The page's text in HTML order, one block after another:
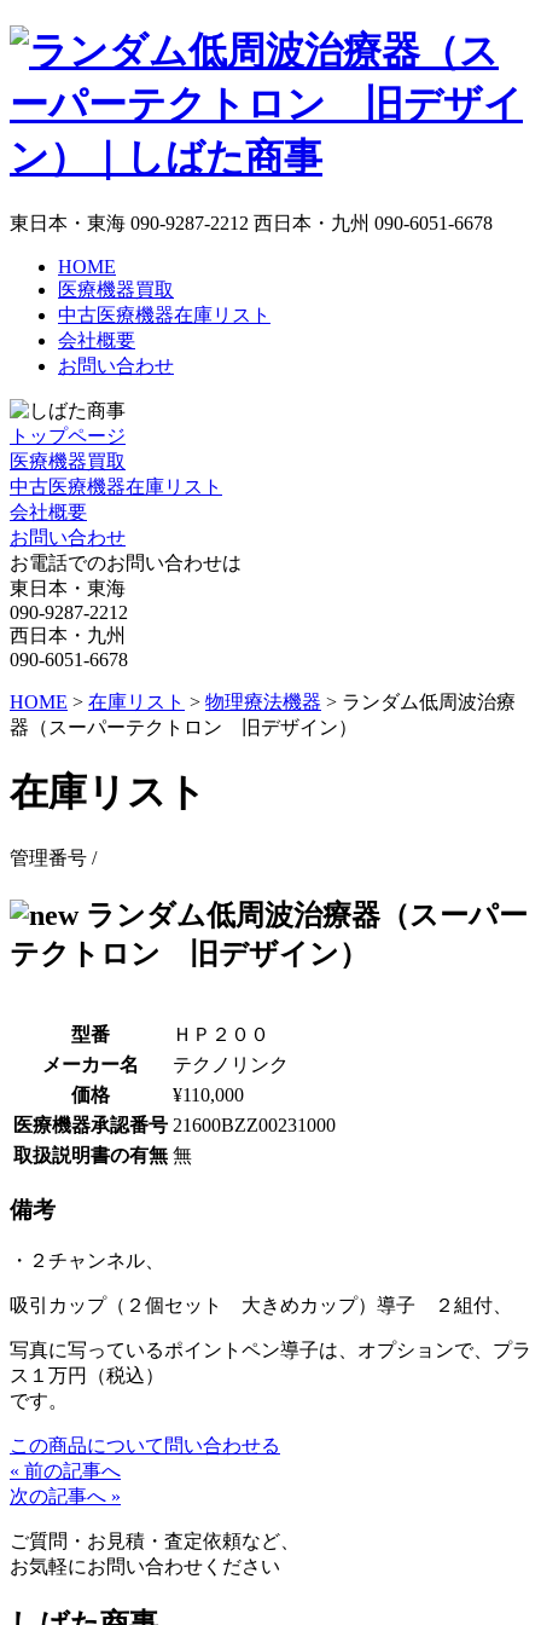
東日本・東海 090-9287-2212 西日本・九州 090-6051-6678
HOME
医療機器買取
中古医療機器在庫リスト
会社概要
お問い合わせ
トップページ
医療機器買取
中古医療機器在庫リスト
会社概要
お問い合わせ
お電話でのお問い合わせは
東日本・東海
090-9287-2212
西日本・九州
090-6051-6678
HOME > 在庫リスト > 物理療法機器 > ランダム低周波治療
器（スーパーテクトロン 旧デザイン）
在庫リスト
管理番号 /
ランダム低周波治療器（スーパー
テクトロン 旧デザイン）
型番
ＨＰ２００
メーカー名
テクノリンク
価格
¥110,000
医療機器承認番号 21600BZZ00231000
取扱説明書の有無 無
備考
・２チャンネル、
吸引カップ（２個セット 大きめカップ）導子 ２組付、
写真に写っているポイントペン導子は、オプションで、プラ
ス１万円（税込）
です。
この商品について問い合わせる
« 前の記事へ
次の記事へ »
ご質問・お見積・査定依頼など、
お気軽にお問い合わせください